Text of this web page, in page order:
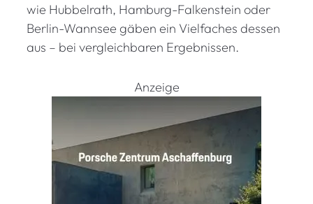
wie Hubbelrath, Hamburg-Falkenstein oder
Berlin-Wannsee gäben ein Vielfaches dessen
aus – bei vergleichbaren Ergebnissen.
Anzeige